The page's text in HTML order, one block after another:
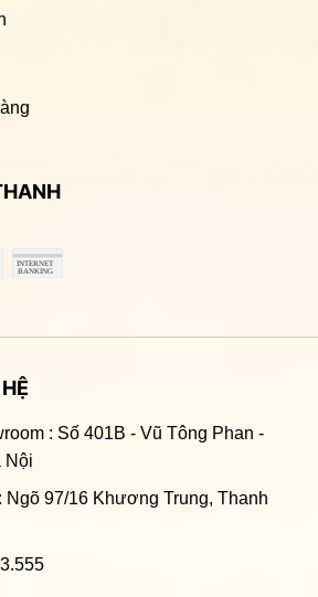
: Số 401B - Vũ Tông Phan -
Nội
Ngõ 97/16 Khương Trung, Thanh